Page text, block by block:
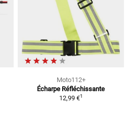
Moto112+
Écharpe Réfléchissante
12,99 €1